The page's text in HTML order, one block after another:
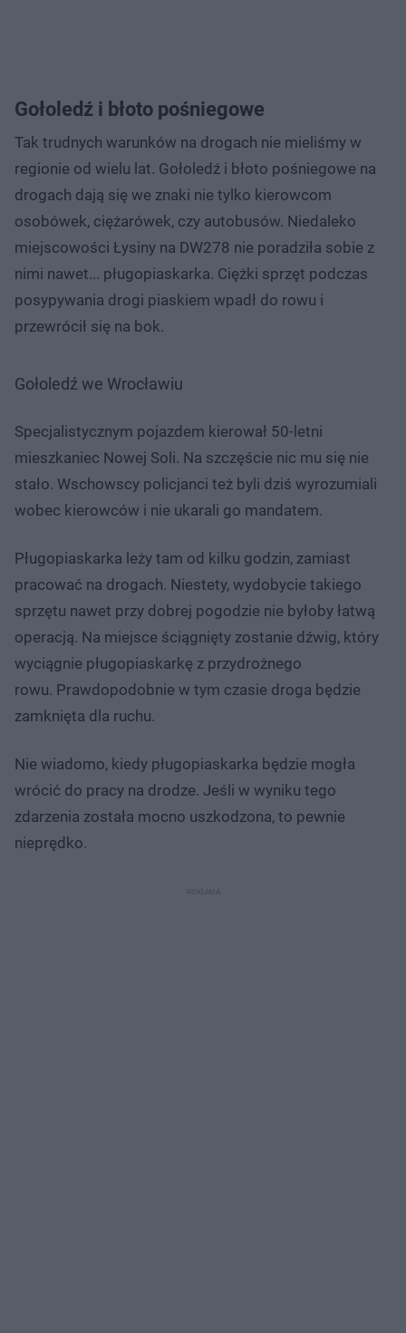
Gołoledź i błoto pośniegowe
Tak trudnych warunków na drogach nie mieliśmy w
regionie od wielu lat. Gołoledź i błoto pośniegowe na
drogach dają się we znaki nie tylko kierowcom
osobówek, ciężarówek, czy autobusów. Niedaleko
miejscowości Łysiny na DW278 nie poradziła sobie z
nimi nawet... pługopiaskarka. Ciężki sprzęt podczas
posypywania drogi piaskiem wpadł do rowu i
przewrócił się na bok.
Gołoledź we Wrocławiu
Specjalistycznym pojazdem kierował 50-letni
mieszkaniec Nowej Soli. Na szczęście nic mu się nie
stało. Wschowscy policjanci też byli dziś wyrozumiali
wobec kierowców i nie ukarali go mandatem.
Pługopiaskarka leży tam od kilku godzin, zamiast
pracować na drogach. Niestety, wydobycie takiego
sprzętu nawet przy dobrej pogodzie nie byłoby łatwą
operacją. Na miejsce ściągnięty zostanie dźwig, który
wyciągnie pługopiaskarkę z przydrożnego
rowu. Prawdopodobnie w tym czasie droga będzie
zamknięta dla ruchu.
Nie wiadomo, kiedy pługopiaskarka będzie mogła
wrócić do pracy na drodze. Jeśli w wyniku tego
zdarzenia została mocno uszkodzona, to pewnie
nieprędko.